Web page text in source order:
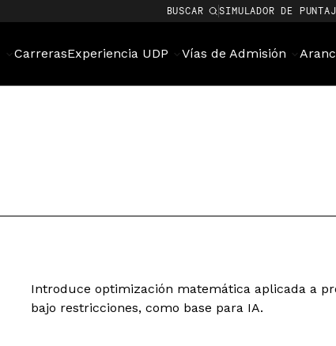
BUSCAR SIMULADOR DE
CarrerasExperiencia UDP Vías de Admisión
Introduce optimización matemática aplicada a
bajo restricciones, como base para IA.